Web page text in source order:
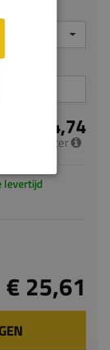
€ 4,74
per meter
levertijd
€ 25,61